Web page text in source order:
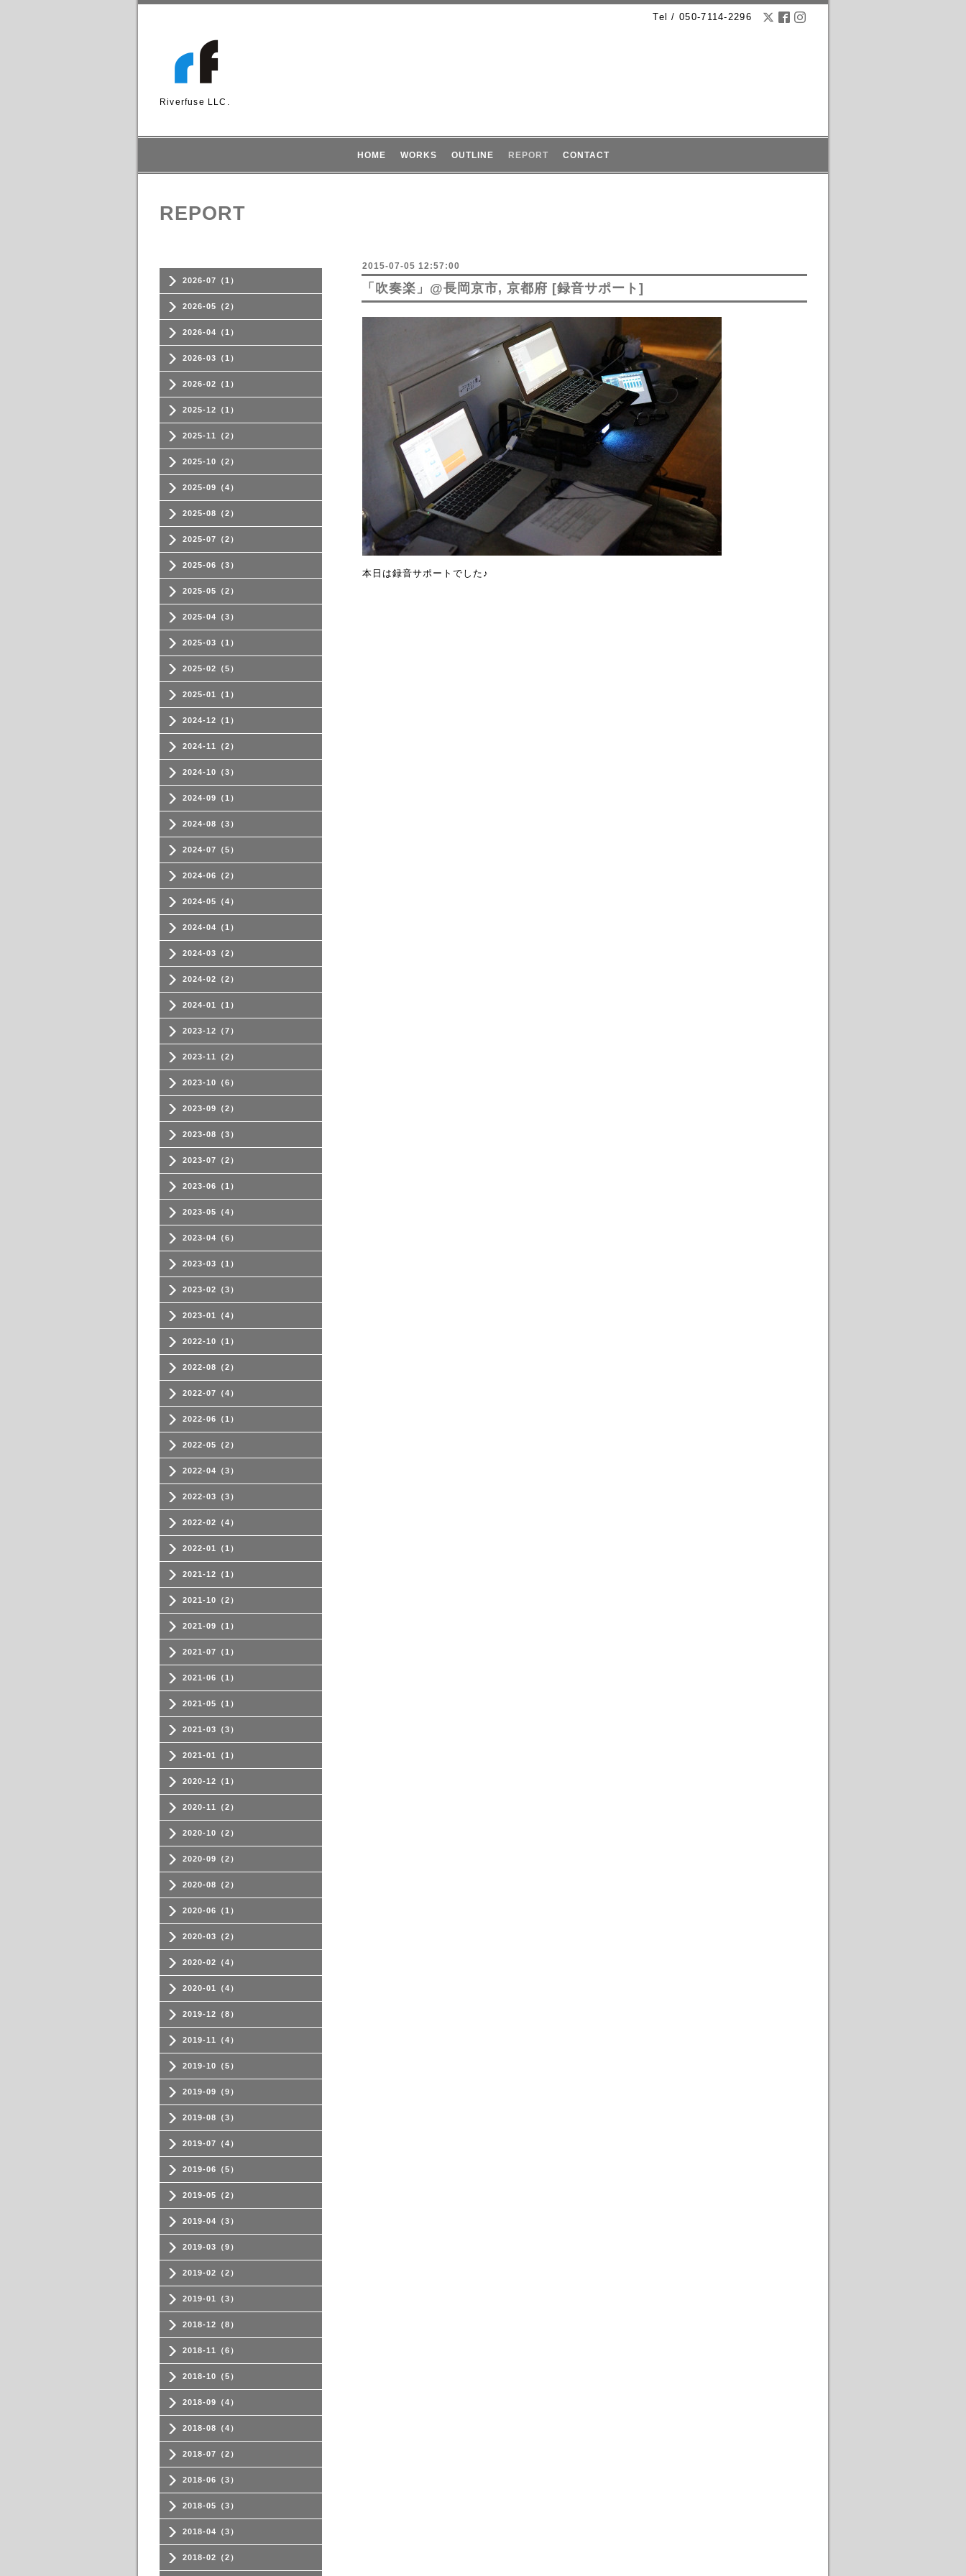
Tel / 050-7114-2296
Riverfuse LLC.
HOME WORKS OUTLINE REPORT CONTACT
2026-07（1）
2026-05（2）
2026-04（1）
2026-03（1）
2026-02（1）
2025-12（1）
2025-11（2）
2025-10（2）
2025-09（4）
2025-08（2）
2025-07（2）
2025-06（3）
2025-05（2）
2025-04（3）
2025-03（1）
2025-02（5）
2025-01（1）
2024-12（1）
2024-11（2）
2024-10（3）
2024-09（1）
2024-08（3）
2024-07（5）
2024-06（2）
2024-05（4）
2024-04（1）
2024-03（2）
2024-02（2）
2024-01（1）
2023-12（7）
2023-11（2）
2023-10（6）
2023-09（2）
2023-08（3）
2023-07（2）
2023-06（1）
2023-05（4）
2023-04（6）
2023-03（1）
2023-02（3）
2023-01（4）
2022-10（1）
2022-08（2）
2022-07（4）
2022-06（1）
2022-05（2）
2022-04（3）
2022-03（3）
2022-02（4）
2022-01（1）
2021-12（1）
2021-10（2）
2021-09（1）
2021-07（1）
2021-06（1）
2021-05（1）
2021-03（3）
2021-01（1）
2020-12（1）
2020-11（2）
2020-10（2）
2020-09（2）
2020-08（2）
2020-06（1）
2020-03（2）
2020-02（4）
2020-01（4）
2019-12（8）
2019-11（4）
2019-10（5）
2019-09（9）
2019-08（3）
2019-07（4）
2019-06（5）
2019-05（2）
2019-04（3）
2019-03（9）
2019-02（2）
2019-01（3）
2018-12（8）
2018-11（6）
2018-10（5）
2018-09（4）
2018-08（4）
2018-07（2）
2018-06（3）
2018-05（3）
2018-04（3）
2018-02（2）
REPORT
2015-07-05 12:57:00
「吹奏楽」@長岡京市, 京都府 [録音サポート]
本日は録音サポートでした♪